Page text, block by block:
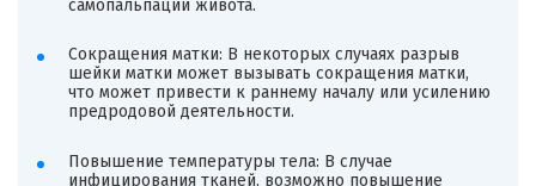
самопальпации живота.
Сокращения матки: В некоторых случаях разрыв
шейки матки может вызывать сокращения матки,
что может привести к раннему началу или усилению
предродовой деятельности.
Повышение температуры тела: В случае
инфицирования тканей, возможно повышение